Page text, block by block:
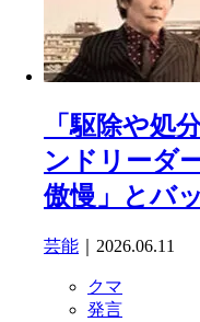
「駆除や処
ンドリーダ
傲慢」とバ
芸能 ｜2026.06.11
クマ
発言